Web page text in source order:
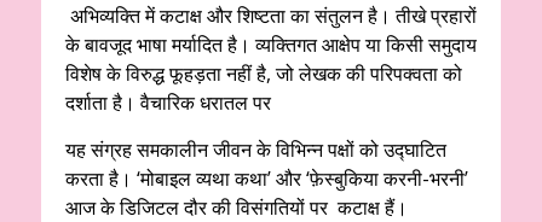
अभिव्यक्ति में कटाक्ष और शिष्टता का संतुलन है। तीखे प्रहारों
के बावजूद भाषा मर्यादित है। व्यक्तिगत आक्षेप या किसी समुदाय
विशेष के विरुद्ध फूहड़ता नहीं है, जो लेखक की परिपक्वता को
दर्शाता है। वैचारिक धरातल पर
यह संग्रह समकालीन जीवन के विभिन्न पक्षों को उद्घाटित
करता है। ‘मोबाइल व्यथा कथा’ और ‘फ़ेस्बुकिया करनी-भरनी’
आज के डिजिटल दौर की विसंगतियों पर कटाक्ष हैं।